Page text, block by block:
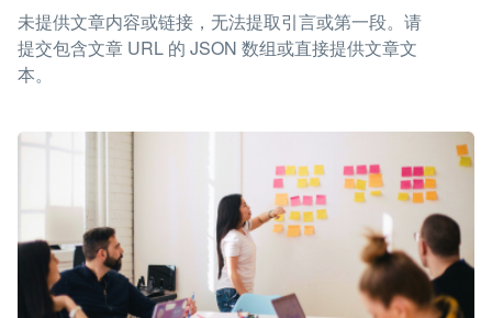
未提供文章内容或链接，无法提取引言或第一段。请
提交包含文章 URL 的 JSON 数组或直接提供文章文
本。